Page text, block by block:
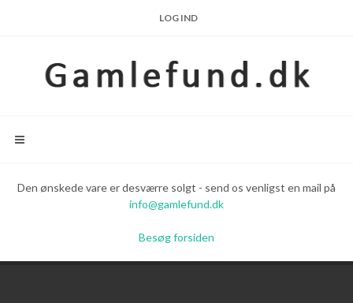
LOG IND
Den ønskede vare er desværre solgt - send os venligst en mail på
info@gamlefund.dk
Besøg forsiden